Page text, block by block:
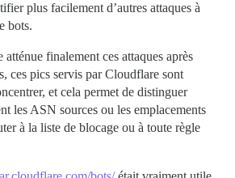
plus facilement d’autres attaques à
bots.
finalement ces attaques après
ces pics servis par Cloudflare sont
et cela permet de distinguer
les ASN sources ou les emplacements
à la liste de blocage ou à toute règle